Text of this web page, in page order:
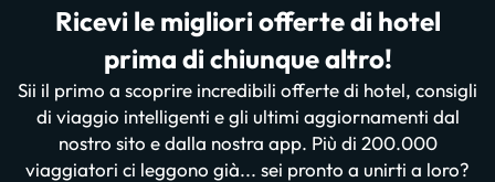
Ricevi le migliori offerte di hotel
prima di chiunque altro!
Sii il primo a scoprire incredibili offerte di hotel, consigli
di viaggio intelligenti e gli ultimi aggiornamenti dal
nostro sito e dalla nostra app. Più di 200.000
viaggiatori ci leggono già... sei pronto a unirti a loro?